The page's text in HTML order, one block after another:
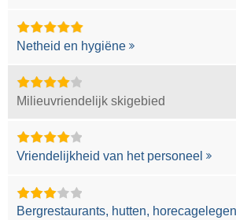
Netheid en hygiëne
Milieuvriendelijk skigebied
Vriendelijkheid van het personeel
Bergrestaurants, hutten,